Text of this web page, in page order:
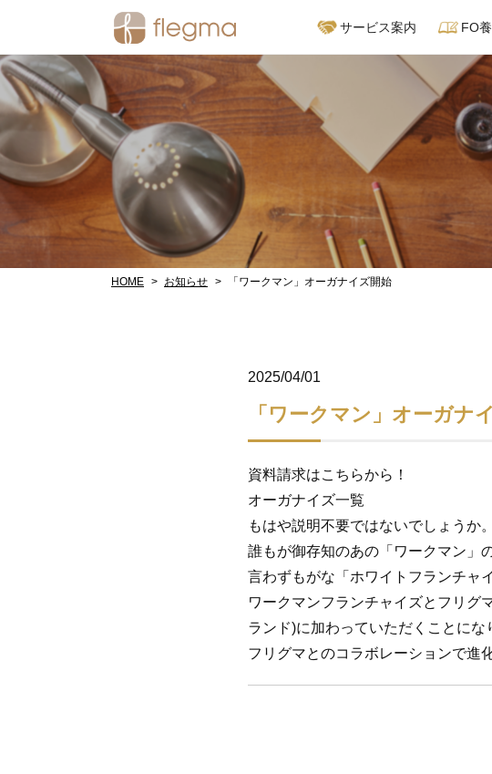
サービス案内
サービス案内
フランチャイズオーガナイズサービス
経営財務支援サービス
FO
HOME お知らせ 「ワークマン」オーガナイズ開始
2025/04/01
「ワークマン」オーガナ
資料請求はこちらから！
オーガナイズ一覧
もはや説明不要ではないでしょうか。
誰もが御存知のあの「ワークマン」
言わずもがな「ホワイトフランチャ
ワークマンフランチャイズとフリグ
ランド)に加わっていただくことにな
フリグマとのコラボレーションで進